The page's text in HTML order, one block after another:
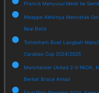
Prancis Menyusul Mesir ke
Mbappe Akhirnya Mencetak
Real Betis
Tottenham Buat Langkah
Carabao Cup 2024/2025
Manchester United 2-0 PAOK,
Berkat Brace Amad